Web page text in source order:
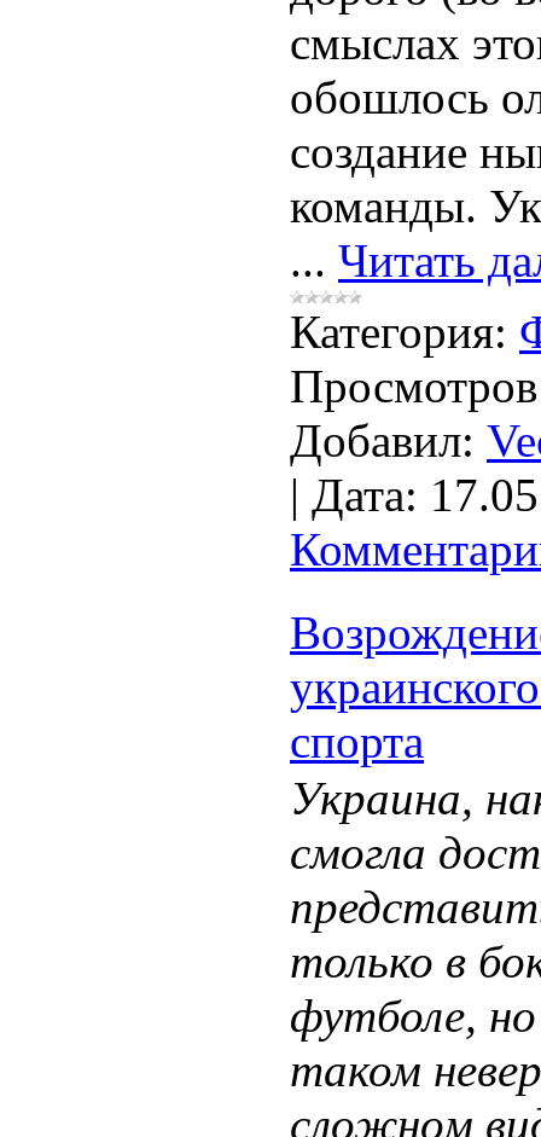
смыслах
обошлось
создание
команды.
... Читать
Категория:
Добавил:
| Дата:
спорта
Украина,
смогла
только в
футболе,
таком
сложном